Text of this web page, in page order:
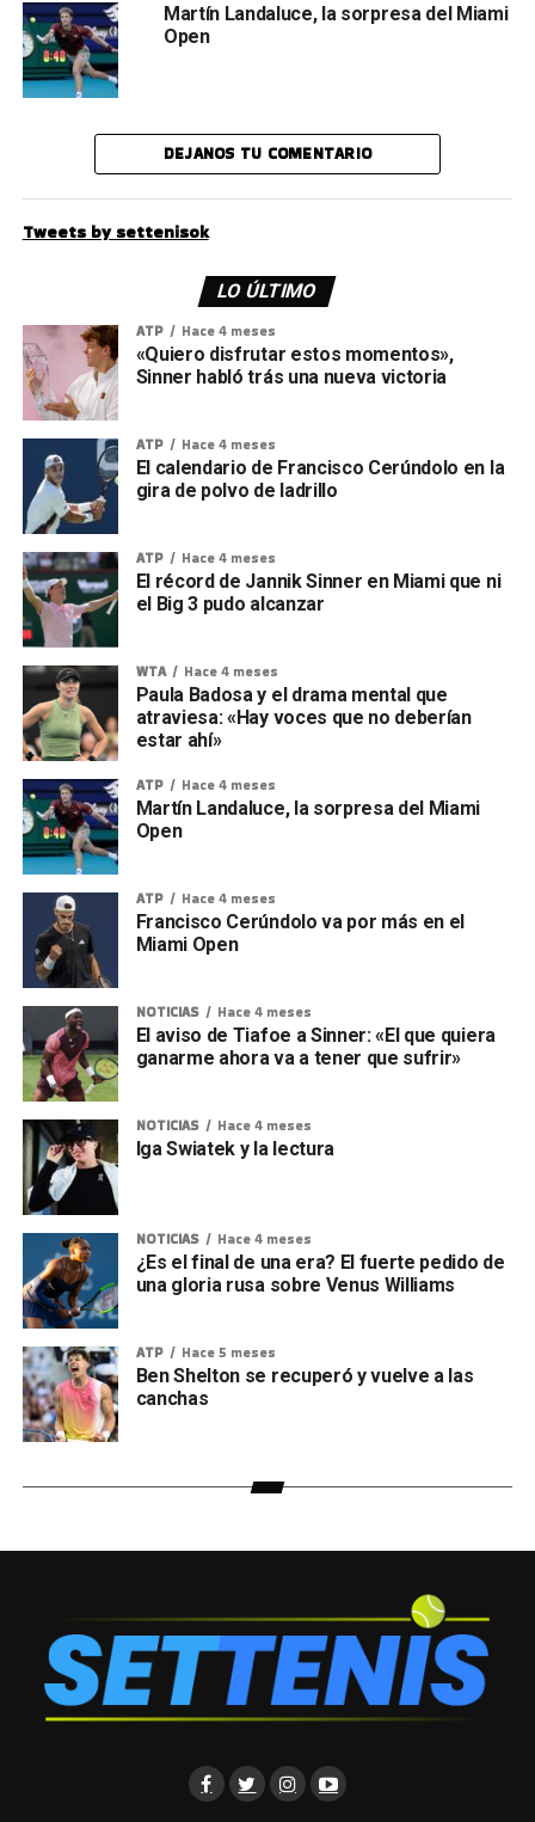
Martín Landaluce, la sorpresa del Miami
Open
DEJANOS TU COMENTARIO
Tweets by settenisok
LO ÚLTIMO
ATP Hace 4 meses
«Quiero disfrutar estos momentos»,
Sinner habló trás una nueva victoria
ATP Hace 4 meses
El calendario de Francisco Cerúndolo en la
gira de polvo de ladrillo
ATP Hace 4 meses
El récord de Jannik Sinner en Miami que ni
el Big 3 pudo alcanzar
WTA Hace 4 meses
Paula Badosa y el drama mental que
atraviesa: «Hay voces que no deberían
estar ahí»
ATP Hace 4 meses
Martín Landaluce, la sorpresa del Miami
Open
ATP Hace 4 meses
Francisco Cerúndolo va por más en el
Miami Open
NOTICIAS Hace 4 meses
El aviso de Tiafoe a Sinner: «El que quiera
ganarme ahora va a tener que sufrir»
NOTICIAS Hace 4 meses
Iga Swiatek y la lectura
NOTICIAS Hace 4 meses
¿Es el final de una era? El fuerte pedido de
una gloria rusa sobre Venus Williams
ATP Hace 5 meses
Ben Shelton se recuperó y vuelve a las
canchas